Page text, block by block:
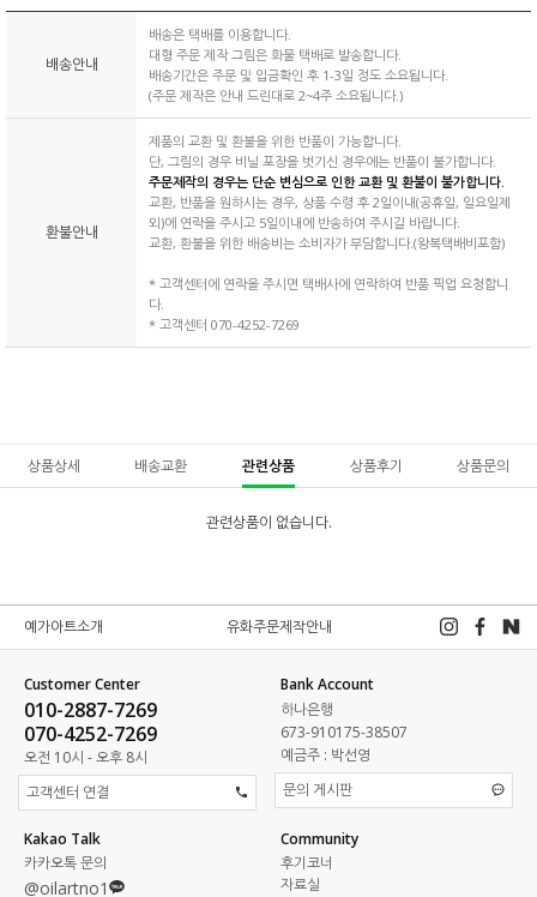
배송안내
배송은 택배를 이용합니다.
대형 주문 제작 그림은 화물 택배로 발송합니다.
배송기간은 주문 및 입금확인 후 1-3일 정도 소요됩니다.
(주문 제작은 안내 드린대로 2~4주 소요됩니다.)
환불안내
제품의 교환 및 환불을 위한 반품이 가능합니다.
단, 그림의 경우 비닐 포장을 벗기신 경우에는 반품이 불가합니다.
주문제작의 경우는 단순 변심으로 인한 교환 및 환불이 불가합니다.
교환, 반품을 원하시는 경우, 상품 수령 후 2일이내(공휴일, 일요일제
외)에 연락을 주시고 5일이내에 반송하여 주시길 바랍니다.
교환, 환불을 위한 배송비는 소비자가 부담합니다.(왕복택배비포함)
* 고객센터에 연락을 주시면 택배사에 연락하여 반품 픽업 요청합니
다.
* 고객센터 070-4252-7269
상품상세 배송교환 관련상품 상품후기 상품문의
관련상품이 없습니다.
예가아트소개 유화주문제작안내
Customer Center
010-2887-7269
070-4252-7269
오전 10시 - 오후 8시
고객센터 연결
Bank Account
하나은행
673-910175-38507
예금주 : 박선영
문의 게시판
Kakao Talk
카카오톡 문의
@oilartno1
Community
후기코너
자료실